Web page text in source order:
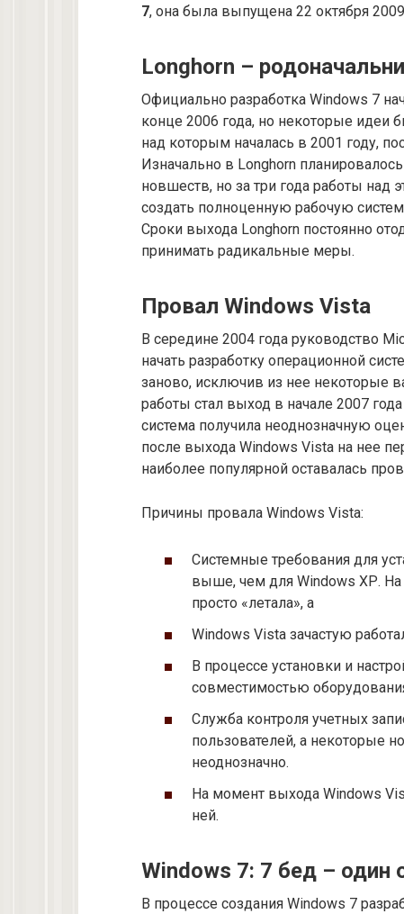
7, она была выпущена 22 октября
Longhorn –
Официально разработка Windows 7
конце 2006 года, но некоторые идеи
над которым началась в 2001 году,
Изначально в Longhorn
новшеств, но за три года работы над
создать полноценную рабочую
Сроки выхода Longhorn постоянно
принимать радикальные меры.
Провал Windows Vista
В середине 2004 года руководство
начать разработку операционной
заново, исключив из нее некоторые
работы стал выход в начале 2007
система получила неоднозначную
после выхода Windows Vista на нее
наиболее популярной оставалась
Причины провала Windows Vista:
Системные требования для
выше, чем для Windows ХР.
просто «летала», а
Windows Vista зачастую
В процессе установки и
совместимостью
Служба контроля учетных
пользователей, а некоторые
неоднозначно.
На момент выхода Windows
ней.
Windows 7: 7 бед – один
В процессе создания Windows 7